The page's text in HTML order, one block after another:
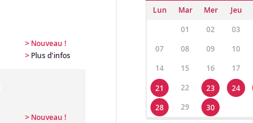
> Nouveau !
> Plus d'infos
> Nouveau !
Lun Mar Mer Jeu
01
02 03
07
08 09 10
14
15 16 17
21
22 23 24
28
29 30